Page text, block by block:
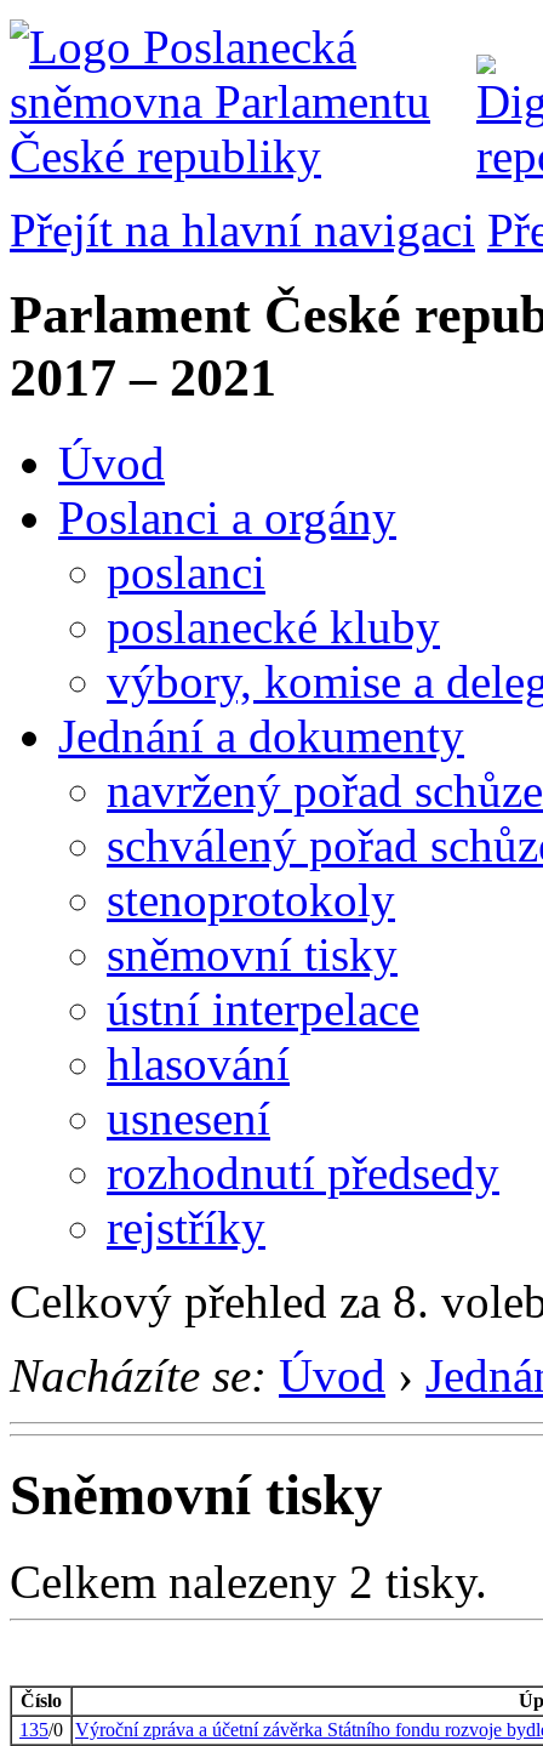
Přejít na hlavní navigaci
Parlament České
2017 – 2021
Úvod
Poslanci a orgány
poslanci
poslanecké kluby
výbory, komise a
Jednání a dokumenty
navržený pořad schůze
schválený pořad
stenoprotokoly
sněmovní tisky
ústní interpelace
hlasování
usnesení
rozhodnutí předsedy
rejstříky
Celkový přehled za 8.
Nacházíte se: Úvod ›
Sněmovní tisky
Celkem nalezeny 2 tisky.
Číslo
135/0 Výroční zpráva a účetní závěrka Státního fondu rozvoje